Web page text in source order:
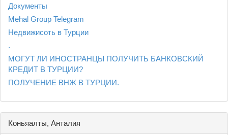
Документы
Mehal Group Telegram
Недвижисоть в Турции
.
МОГУТ ЛИ ИНОСТРАНЦЫ ПОЛУЧИТЬ БАНКОВСКИЙ
КРЕДИТ В ТУРЦИИ?
ПОЛУЧЕНИЕ ВНЖ В ТУРЦИИ.
Коньяалты, Анталия